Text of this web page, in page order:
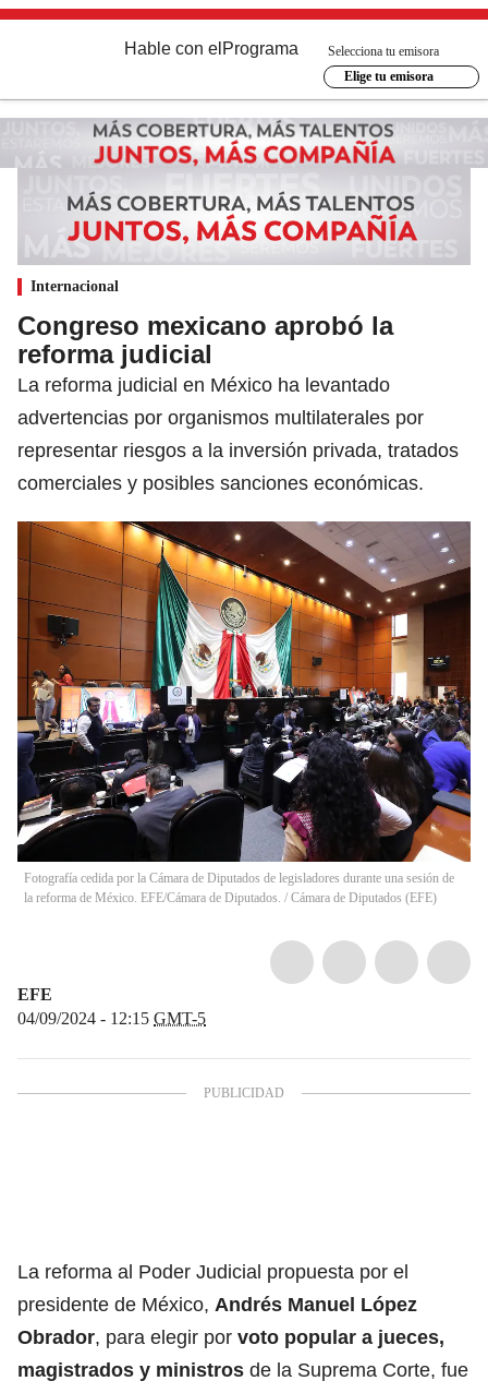
Hable con el Programa
Selecciona tu emisora
Elige tu emisora
Internacional
Congreso mexicano aprobó la
reforma judicial
La reforma judicial en México ha levantado
advertencias por organismos multilaterales por
representar riesgos a la inversión privada, tratados
comerciales y posibles sanciones económicas.
Fotografía cedida por la Cámara de Diputados de legisladores durante una sesión de
la reforma de México. EFE/Cámara de Diputados. / Cámara de Diputados (EFE)
EFE
04/09/2024 - 12:15 GMT-5
La reforma al Poder Judicial propuesta por el
presidente de México, Andrés Manuel López
Obrador, para elegir por voto popular a jueces,
magistrados y ministros de la Suprema Corte, fue